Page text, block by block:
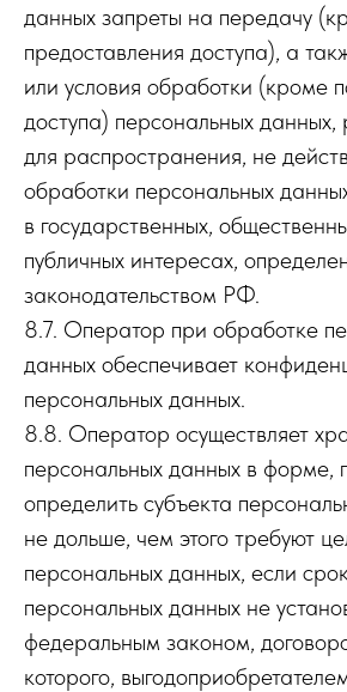
данных запреты на передачу
предоставления доступа), а
или условия обработки (кроме
доступа) персональных
для распространения, не
обработки персональных
в государственных,
публичных интересах,
законодательством РФ.
8.7. Оператор при обработке
данных обеспечивает
персональных данных.
8.8. Оператор осуществляет
персональных данных в форме,
определить субъекта
не дольше, чем этого требуют
персональных данных, если
персональных данных не
федеральным законом,
которого,